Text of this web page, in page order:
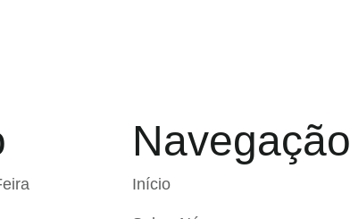
Navegação
Início